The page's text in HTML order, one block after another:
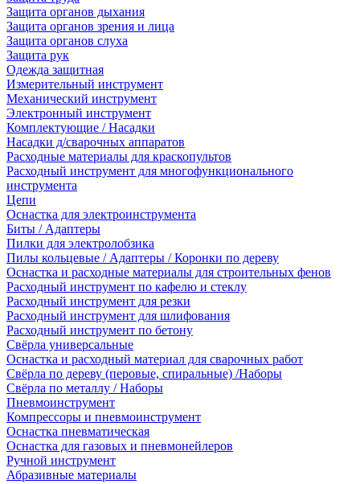
Защита органов дыхания
Защита органов зрения и лица
Защита органов слуха
Защита рук
Одежда защитная
Измерительный инструмент
Механический инструмент
Электронный инструмент
Комплектующие / Насадки
Насадки д/сварочных аппаратов
Расходные материалы для краскопультов
Расходный инструмент для многофункционального
инструмента
Цепи
Оснастка для электроинструмента
Биты / Адаптеры
Пилки для электролобзика
Пилы кольцевые / Адаптеры / Коронки по дереву
Оснастка и расходные материалы для строительных фенов
Расходный инструмент по кафелю и стеклу
Расходный инструмент для резки
Расходный инструмент для шлифования
Расходный инструмент по бетону
Свёрла универсальные
Оснастка и расходный материал для сварочных работ
Свёрла по дереву (перовые, спиральные) /Наборы
Свёрла по металлу / Наборы
Пневмоинструмент
Компрессоры и пневмоинструмент
Оснастка пневматическая
Оснастка для газовых и пневмонейлеров
Ручной инструмент
Абразивные материалы